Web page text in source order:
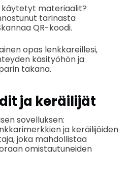
materiaalit?
tarinasta
QR-koodi.
opas lenkkareillesi,
käsityöhön ja
takana.
ja keräilijät
sovelluksen:
ja keräilijöiden
joka mahdollistaa
omistautuneiden